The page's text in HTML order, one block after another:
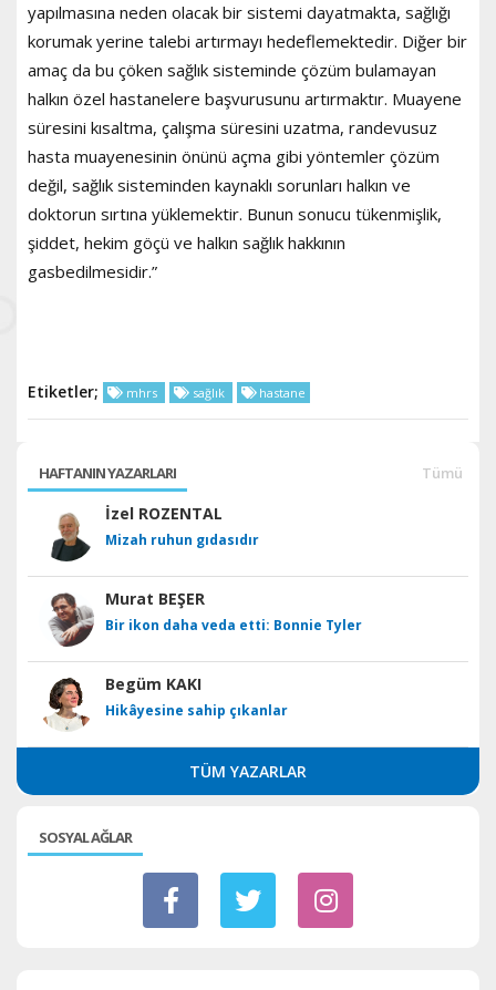
yapılmasına neden olacak bir sistemi dayatmakta, sağlığı
korumak yerine talebi artırmayı hedeflemektedir. Diğer bir
amaç da bu çöken sağlık sisteminde çözüm bulamayan
halkın özel hastanelere başvurusunu artırmaktır. Muayene
süresini kısaltma, çalışma süresini uzatma, randevusuz
hasta muayenesinin önünü açma gibi yöntemler çözüm
değil, sağlık sisteminden kaynaklı sorunları halkın ve
doktorun sırtına yüklemektir. Bunun sonucu tükenmişlik,
şiddet, hekim göçü ve halkın sağlık hakkının
gasbedilmesidir.”
Etiketler; mhrs sağlık hastane
HAFTANIN YAZARLARI Tümü
İzel ROZENTAL
Mizah ruhun gıdasıdır
Murat BEŞER
Bir ikon daha veda etti: Bonnie Tyler
Begüm KAKI
Hikâyesine sahip çıkanlar
TÜM YAZARLAR
SOSYAL AĞLAR